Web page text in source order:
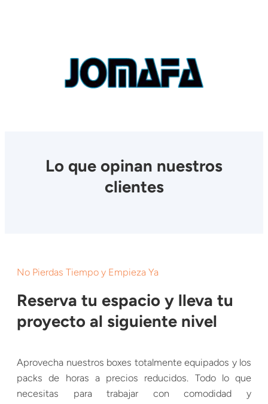
Lo que opinan nuestros
clientes
No Pierdas Tiempo y Empieza Ya
Reserva tu espacio y lleva tu
proyecto al siguiente nivel
Aprovecha nuestros boxes totalmente equipados y los
packs de horas a precios reducidos. Todo lo que
necesitas para trabajar con comodidad y